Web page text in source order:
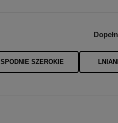
SPODNIE SZEROKIE